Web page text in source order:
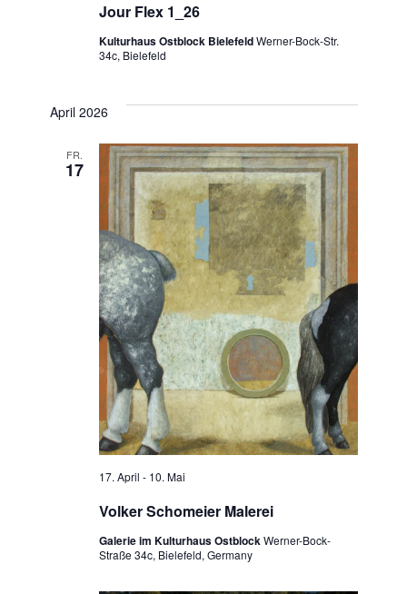
Jour Flex 1_26
Kulturhaus Ostblock BielefeldWerner-Bock-Str.
34c, Bielefeld
April 2026
FR.
17
Volker Schomeier Malerei
17. April - 10. Mai
Galerie im Kulturhaus OstblockWerner-Bock-
Straße 34c, Bielefeld, Germany